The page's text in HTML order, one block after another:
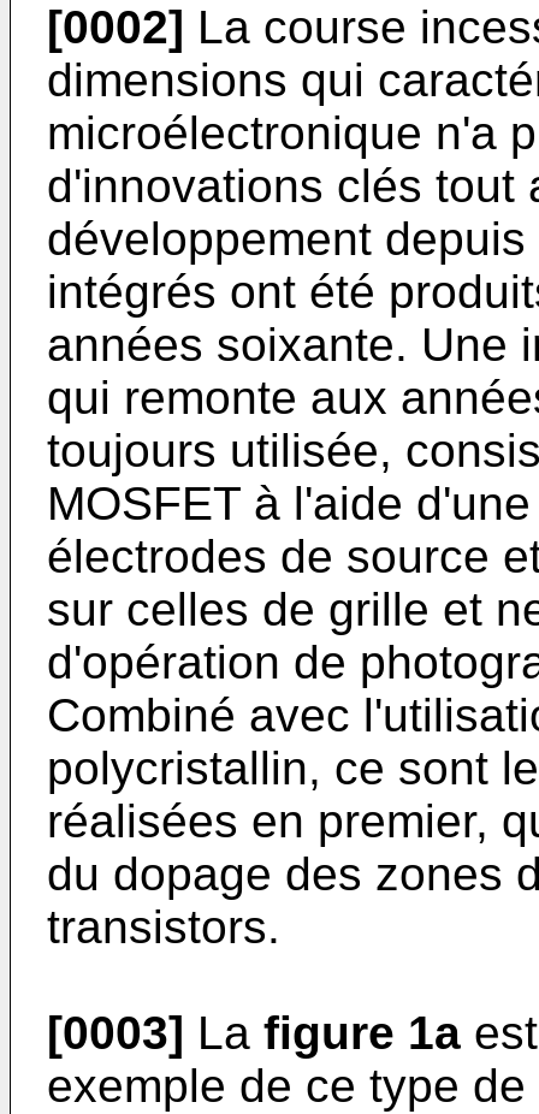
[0002] La course
dimensions qui
microélectronique n'a
d'innovations clés tout
développement
intégrés ont été
années soixante. Une
qui remonte aux
toujours utilisée,
MOSFET à l'aide
électrodes de source
sur celles de grille et
d'opération de
Combiné avec
polycristallin, ce sont
réalisées en premier,
du dopage des zones
transistors.
[0003] La figure 1a
exemple de ce type